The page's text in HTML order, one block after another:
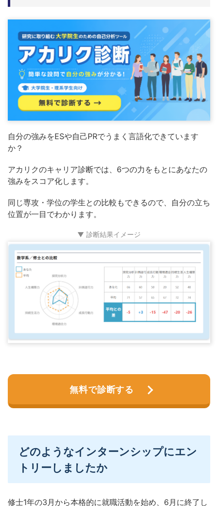
自分の強みをESや自己PRでうまく言語化できています
か？
アカリクのキャリア診断では、6つの力をもとにあなたの
強みをスコア化します。
同じ専攻・学位の学生との比較もできるので、自分の立ち
位置が一目でわかります。
▼ 診断結果イメージ
無料で診断する
どのようなインターンシップにエン
トリーしましたか
修士1年の3月から本格的に就職活動を始め、6月に終了し